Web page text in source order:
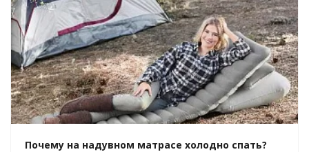
Почему на надувном матрасе холодно спать?